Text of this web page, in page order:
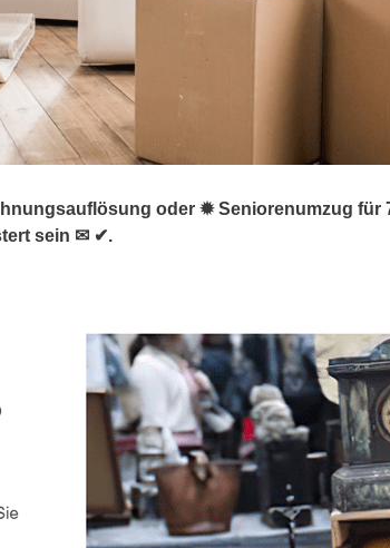
oder ✹ Seniorenumzug für
sein ✉ ✔.